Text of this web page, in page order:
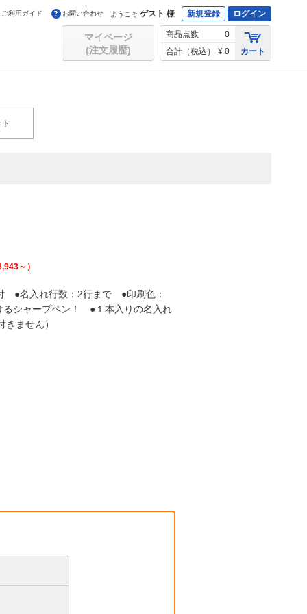
ご利用ガイド お問い合わせ ようこそ ゲスト 様 新規登録 ログイン
マイページ
(注文履歴)
商品点数
0
合計（税込）
¥ 0 カート
～）
●名入れ行数：2行まで ●印刷色：
シャープペン！ ●１本入りの名入れ
きません）